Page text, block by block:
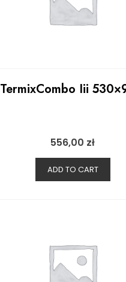
TermixCombo Iii
556,00 zł
ADD TO CART